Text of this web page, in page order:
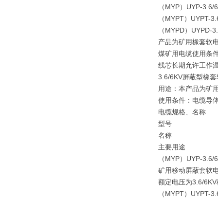
（MYP）UYP-
（MYPT）UYPT-
（MYPD）
产品为矿用橡套软
煤矿用电缆使用条
线芯长期允许工
3.6/6KV屏蔽型橡
用途：本产品为矿
使用条件：电缆
电缆规格、名称
型号
名称
主要用途
（MYP）UYP-3.6/6
矿用移动屏蔽套软
额定电压为3.6/
（MYPT）UYPT-